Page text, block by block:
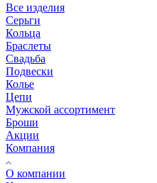
Все изделия
Серьги
Кольца
Браслеты
Свадьба
Подвески
Колье
Цепи
Мужской ассортимент
Броши
Акции
Компания
О компании